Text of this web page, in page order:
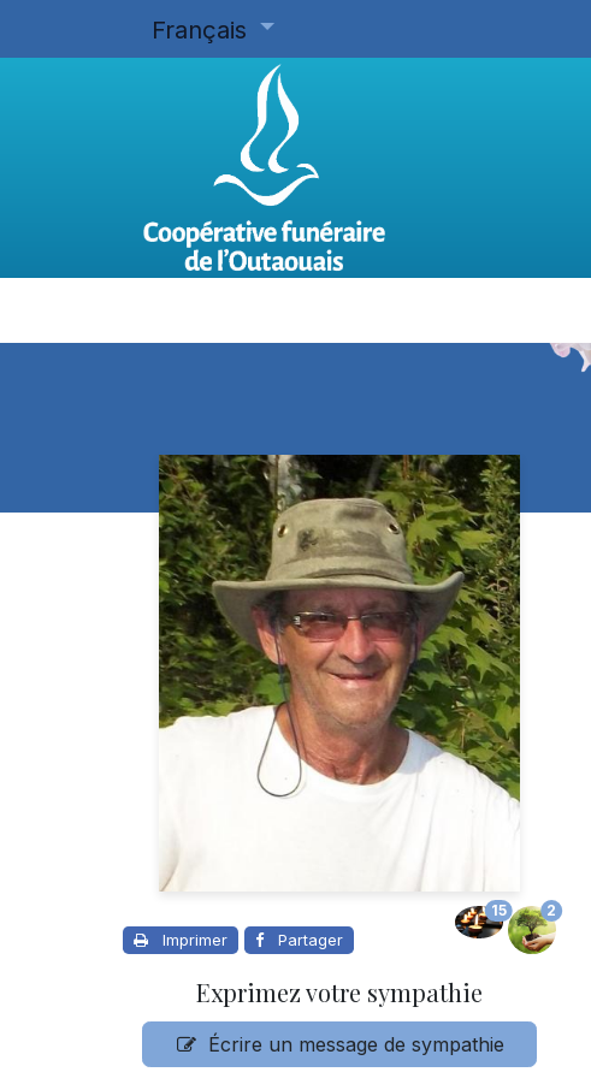
Français
Imprimer Partager
15 2
Exprimez votre sympathie
Écrire un message de sympathie